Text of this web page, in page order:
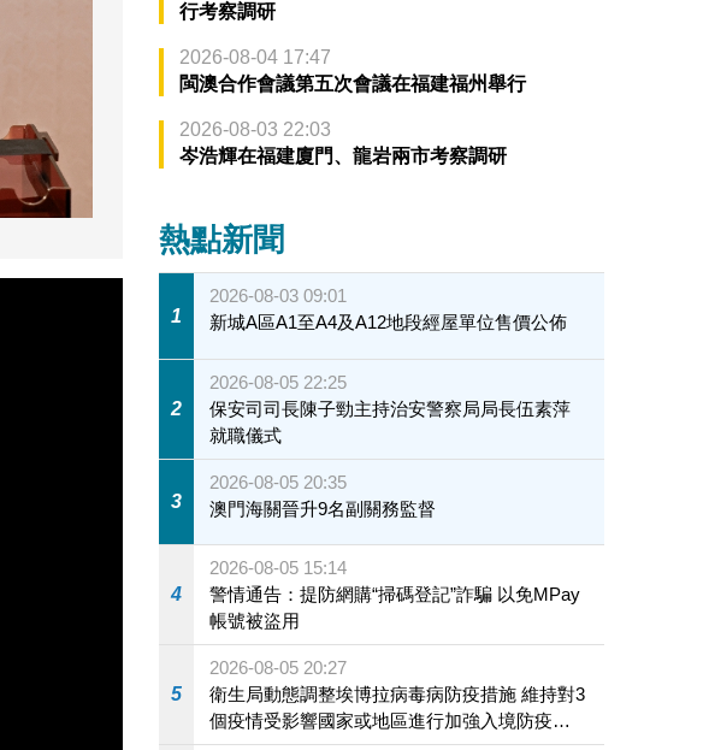
行考察調研
2026-08-04 17:47
閩澳合作會議第五次會議在福建福州舉行
2026-08-03 22:03
岑浩輝在福建廈門、龍岩兩市考察調研
熱點新聞
1
2026-08-03 09:01
新城A區A1至A4及A12地段經屋單位售價公佈
2
2026-08-05 22:25
保安司司長陳子勁主持治安警察局局長伍素萍
就職儀式
3
2026-08-05 20:35
澳門海關晉升9名副關務監督
4
2026-08-05 15:14
警情通告：提防網購“掃碼登記”詐騙 以免MPay
帳號被盜用
5
2026-08-05 20:27
衛生局動態調整埃博拉病毒病防疫措施 維持對3
個疫情受影響國家或地區進行加強入境防疫措